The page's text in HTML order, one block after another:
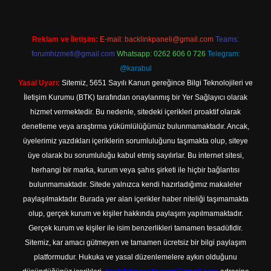
Reklam ve İletişim: E-mail: backlinkpaneli@gmail.com Teams:
forumhizmeti@gmail.com Whatsapp: 0262 606 0 726 Telegram:
@karabul
Yasal Uyarı: Sitemiz, 5651 Sayılı Kanun gereğince Bilgi Teknolojileri ve
İletişim Kurumu (BTK) tarafından onaylanmış bir Yer Sağlayıcı olarak
hizmet vermektedir. Bu nedenle, sitedeki içerikleri proaktif olarak
denetleme veya araştırma yükümlülüğümüz bulunmamaktadır. Ancak,
üyelerimiz yazdıkları içeriklerin sorumluluğunu taşımakta olup, siteye
üye olarak bu sorumluluğu kabul etmiş sayılırlar. Bu internet sitesi,
herhangi bir marka, kurum veya şahıs şirketi ile hiçbir bağlantısı
bulunmamaktadır. Sitede yalnızca kendi hazırladığımız makaleler
paylaşılmaktadır. Burada yer alan içerikler haber niteliği taşımamakta
olup, gerçek kurum ve kişiler hakkında paylaşım yapılmamaktadır.
Gerçek kurum ve kişiler ile isim benzerlikleri tamamen tesadüfidir.
Sitemiz, kar amacı gütmeyen ve tamamen ücretsiz bir bilgi paylaşım
platformudur. Hukuka ve yasal düzenlemelere aykırı olduğunu